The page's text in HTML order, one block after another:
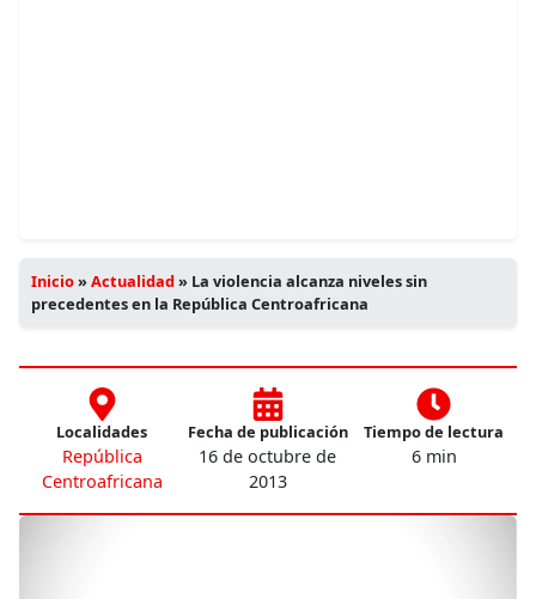
Inicio»Actualidad» La violencia alcanza niveles sin
precedentes en la República Centroafricana
Localidades
República
Centroafricana
Fecha de publicación
16 de octubre de
2013
Tiempo de lectura
6 min